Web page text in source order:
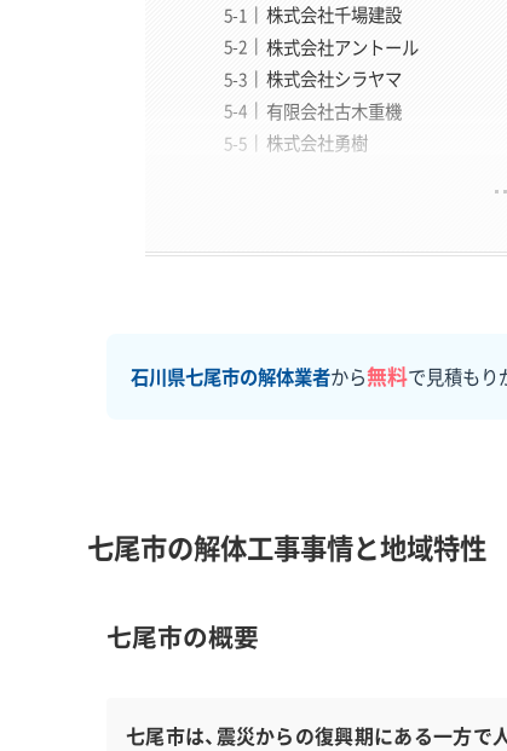
株式会社千場建設
株式会社アントール
株式会社シラヤマ
有限会社古木重機
株式会社勇樹
石川県七尾市の解体業者から無料で見積もり
七尾市の解体工事事情と地域特性
七尾市の概要
七尾市は、震災からの復興期にある一方で